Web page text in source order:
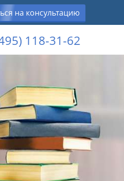
на консультацию
118-31-62